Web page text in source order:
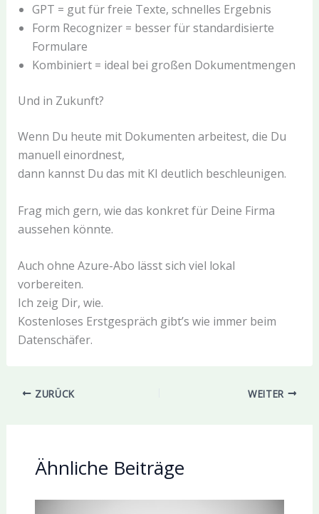
GPT = gut für freie Texte, schnelles Ergebnis
Form Recognizer = besser für standardisierte
Formulare
Kombiniert = ideal bei großen Dokumentmengen
Und in Zukunft?
Wenn Du heute mit Dokumenten arbeitest, die Du
manuell einordnest,
dann kannst Du das mit KI deutlich beschleunigen.
Frag mich gern, wie das konkret für Deine Firma
aussehen könnte.
Auch ohne Azure-Abo lässt sich viel lokal
vorbereiten.
Ich zeig Dir, wie.
Kostenloses Erstgespräch gibt’s wie immer beim
Datenschäfer.
ZURÜCK WEITER
Ähnliche Beiträge